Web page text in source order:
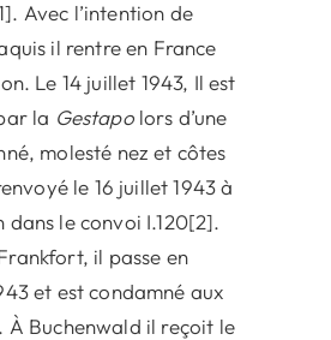
Avec l’intention de
il rentre en France
Le 14 juillet 1943, Il est
la Gestapolors d’une
molesté nez et côtes
le 16 juillet 1943 à
le convoi I.120[2].
il passe en
et est condamné aux
À Buchenwald il reçoit le